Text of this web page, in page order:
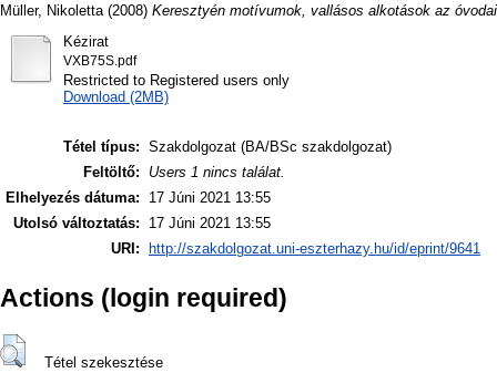
Müller, Nikoletta (2008) Keresztyén motívumok, vallásos alkotások az
Kézirat
VXB75S.pdf
Restricted to Registered users only
Download (2MB)
Tétel típus: Szakdolgozat (BA/BSc szakdolgozat)
Feltöltő:
Users 1 nincs találat.
Elhelyezés dátuma:
17 Júni 2021 13:55
Utolsó változtatás:
17 Júni 2021 13:55
URI:
http://szakdolgozat.uni-eszterhazy.hu/id/eprint/9641
Actions (login required)
Tétel szekesztése